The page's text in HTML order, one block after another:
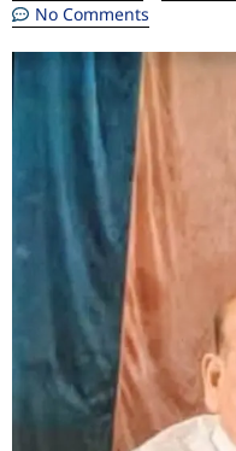
No Comments